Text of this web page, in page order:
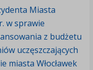
Miasta
w sprawie
z budżetu
uczęszczających
miasta Włocławek